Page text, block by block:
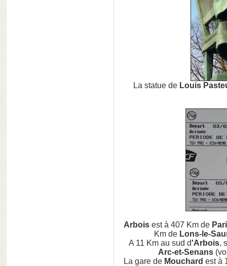
La statue de Louis
Arbois est à 407 Km de
Km de Lons-le-
A 11 Km au sud d'Arbois,
Arc-et-Senans
La gare de Mouchard est à